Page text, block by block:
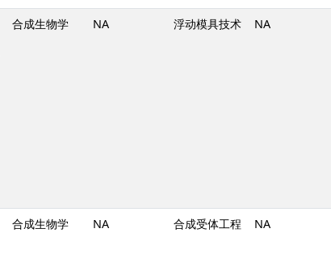
合成生物学 NA 浮动模具技术 NA
合成生物学 NA 合成受体工程 NA